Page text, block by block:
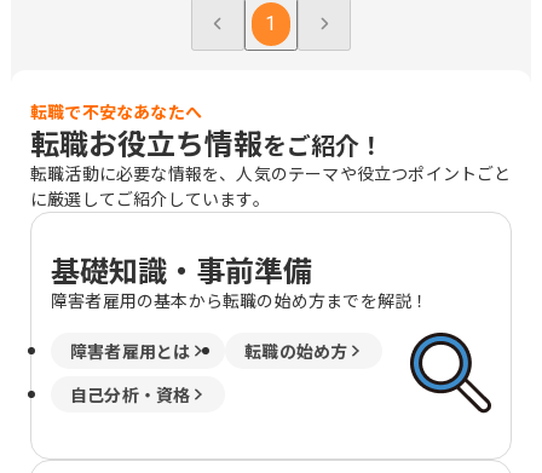
1
転職で不安なあなたへ
転職お役立ち情報をご紹介！
転職活動に必要な情報を、人気のテーマや役立つポイントごと
に厳選してご紹介しています。
基礎知識・事前準備
障害者雇用の基本から転職の始め方までを解説！
障害者雇用とは
転職の始め方
自己分析・資格